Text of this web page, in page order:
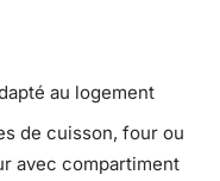
au logement
de cuisson, four ou
avec compartiment